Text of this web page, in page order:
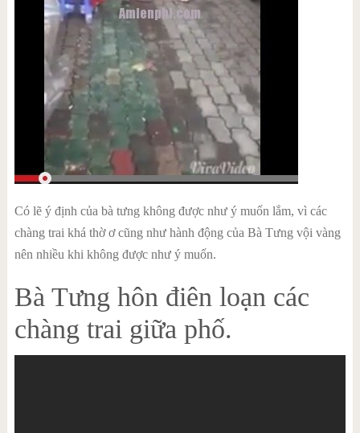
Có lẽ ý định của bà tưng không được như ý muốn lắm, vì các
chàng trai khá thờ ơ cũng như hành động của Bà Tưng vội vàng
nên nhiều khi không được như ý muốn.
Bà Tưng hôn điên loạn các
chàng trai giữa phố.